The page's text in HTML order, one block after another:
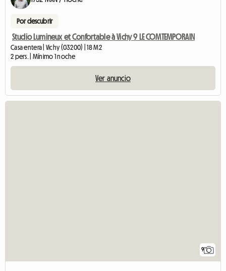
Por descubrir
Studio Lumineux et Confortable à Vichy 9 LE COMTEMPORAIN
Casa entera | Vichy (03200) | 18 M2
2 pers. | Mínimo 1 noche
Ver anuncio
9